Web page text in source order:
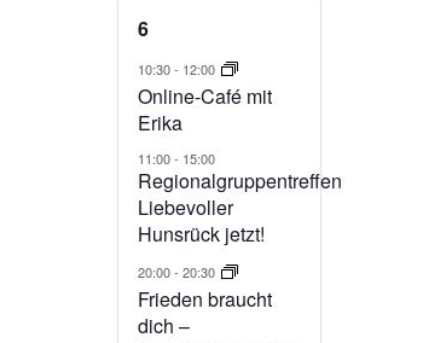
3
Veranstaltungen,
6
10:30- 12:00
Online-Café mit
Erika
11:00- 15:00
Regionalgruppentreffen
Liebevoller
Hunsrück jetzt!
20:00-20:30
Frieden braucht
dich –